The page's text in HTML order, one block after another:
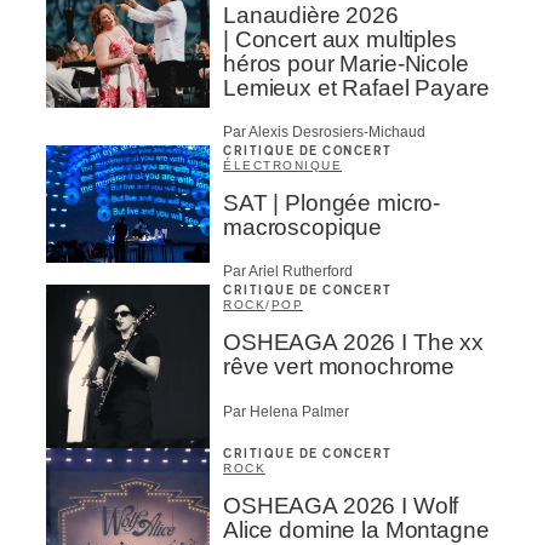
Lanaudière 2026
| Concert aux multiples
héros pour Marie-Nicole
Lemieux et Rafael Payare
Par Alexis Desrosiers-Michaud
CRITIQUE DE CONCERT
ÉLECTRONIQUE
SAT | Plongée micro-
macroscopique
Par Ariel Rutherford
CRITIQUE DE CONCERT
ROCK/ POP
OSHEAGA 2026 I The xx
rêve vert monochrome
Par Helena Palmer
CRITIQUE DE CONCERT
ROCK
OSHEAGA 2026 I Wolf
Alice domine la Montagne